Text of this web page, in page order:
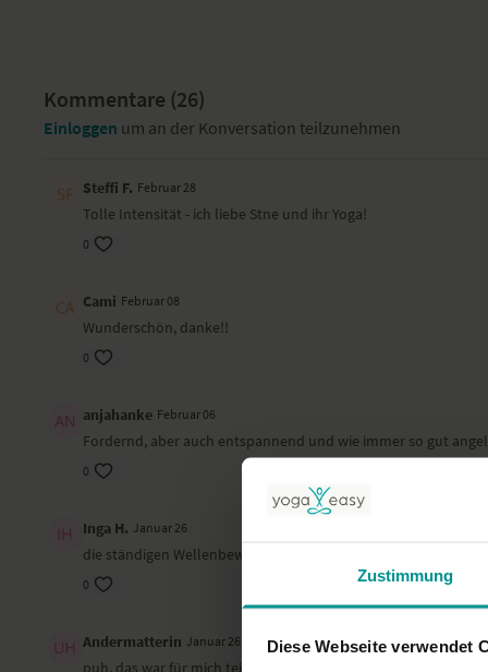
Zustimmung
Diese Webseite verwendet
Kommentare (26)
Einloggen um an der Konversation teilzunehmen
Steffi F. Februar 28
Tolle Intensität - ich liebe Stne und ihr Yoga!
0
Cami Februar 08
Wunderschön, danke!!
0
anjahanke Februar 06
Fordernd, aber auch entspannend und wie immer so gut
0
Inga H. Januar 26
die ständigen Wellenbewegungen waren nicht meins
0
Andermatterin Januar 26
puh, das war für mich teilweise ganz schön anstrengend, aber